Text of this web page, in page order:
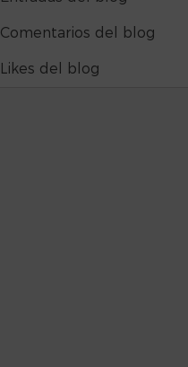
Comentarios del blog
Likes del blog